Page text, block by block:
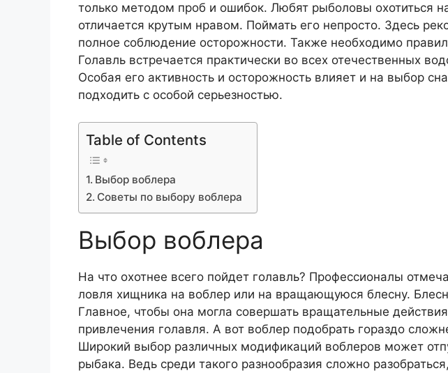
только методом проб и ошибок. Любят рыболовы охотиться
отличается крутым нравом. Поймать его непросто. Здесь
полное соблюдение осторожности. Также необходимо
Голавль встречается практически во всех отечественных
Особая его активность и осторожность влияет и на выбор
подходить с особой серьезностью.
Table of Contents
Выбор воблера
Советы по выбору воблера
Выбор воблера
На что охотнее всего пойдет голавль? Профессионалы
ловля хищника на воблер или на вращающуюся блесну.
Главное, чтобы она могла совершать вращательные
привлечения голавля. А вот воблер подобрать гораздо
Широкий выбор различных модификаций воблеров может
рыбака. Ведь среди такого разнообразия сложно